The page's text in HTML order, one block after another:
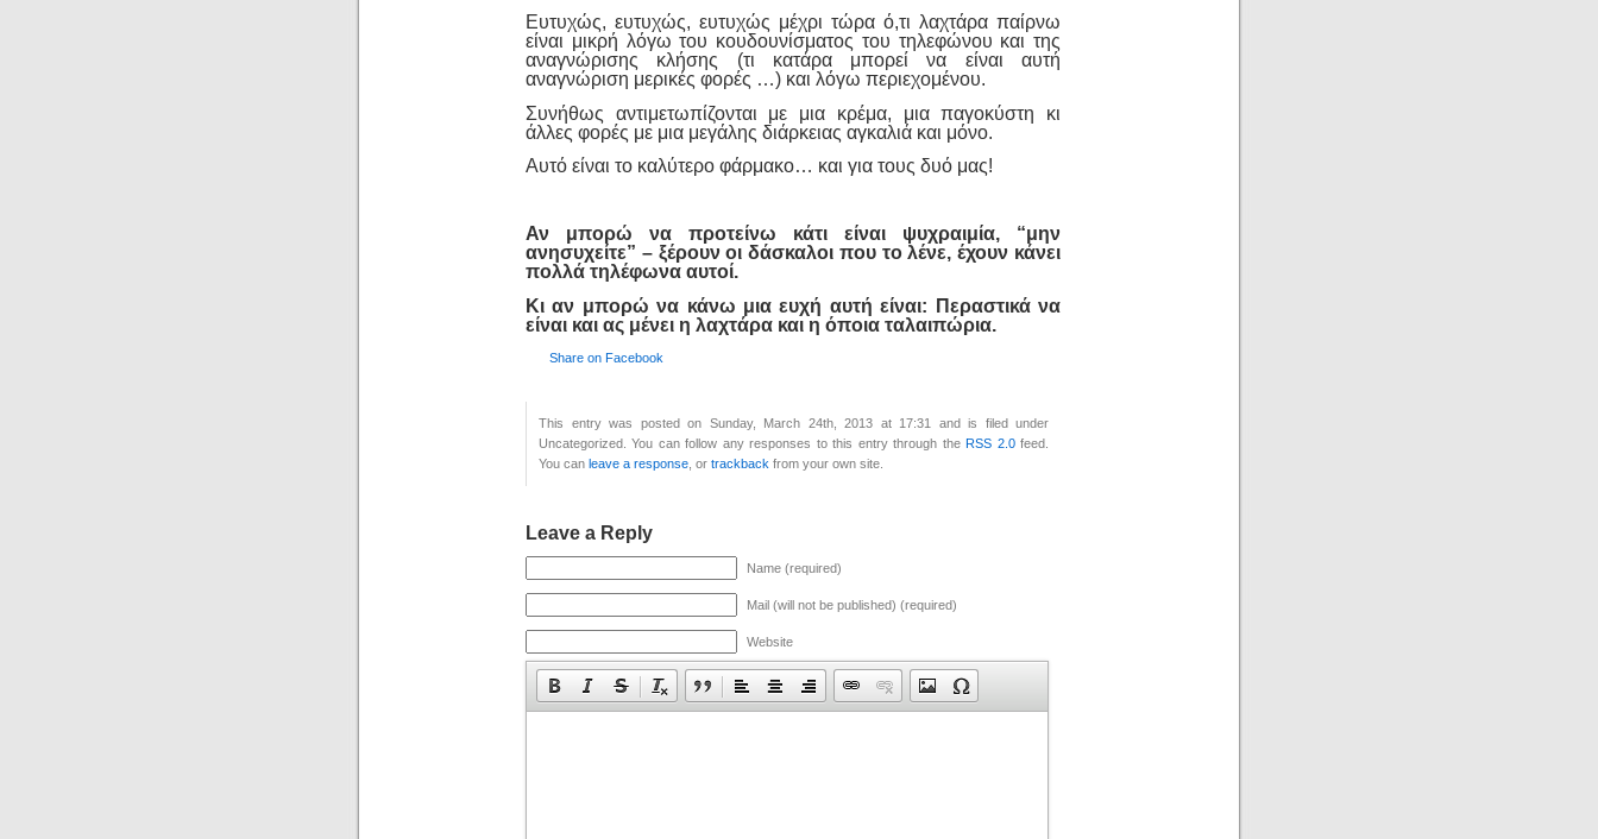
Ευτυχώς, ευτυχώς, ευτυχώς μέχρι τώρα ό,τι λαχτάρα παίρνω
είναι μικρή λόγω του κουδουνίσματος του τηλεφώνου και της
αναγνώρισης κλήσης (τι κατάρα μπορεί να είναι αυτή
αναγνώριση μερικές φορές …) και λόγω περιεχομένου.
Συνήθως αντιμετωπίζονται με μια κρέμα, μια παγοκύστη κι
άλλες φορές με μια μεγάλης διάρκειας αγκαλιά και μόνο.
Αυτό είναι το καλύτερο φάρμακο… και για τους δυό μας!
Αν μπορώ να προτείνω κάτι είναι ψυχραιμία, “μην
ανησυχείτε” – ξέρουν οι δάσκαλοι που το λένε, έχουν κάνει
πολλά τηλέφωνα αυτοί.
Κι αν μπορώ να κάνω μια ευχή αυτή είναι: Περαστικά να
είναι και ας μένει η λαχτάρα και η όποια ταλαιπώρια.
Share on Facebook
This entry was posted on Sunday, March 24th, 2013 at 17:31 and is filed under
Uncategorized. You can follow any responses to this entry through theRSS 2.0feed.
You can leave a response , or trackback from your own site.
Leave a Reply
Name (required)
Mail (will not be published) (required)
Website